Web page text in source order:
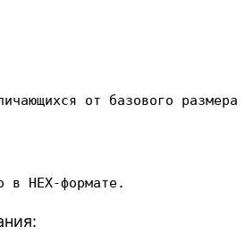
от базового размера